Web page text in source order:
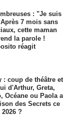
: "Je suis
7 mois sans
cette maman
la parole !
réagit
: coup de théâtre et
d'Arthur, Greta,
Océane ou Paola a
des Secrets ce
?